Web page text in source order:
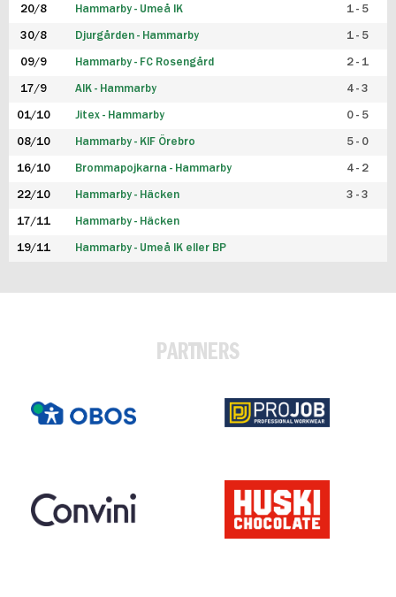
20/8 Hammarby - Umeå IK 1 - 5
30/8 Djurgården - Hammarby 1 - 5
09/9 Hammarby - FC Rosengård 2 - 1
17/9 AIK - Hammarby 4 - 3
01/10 Jitex - Hammarby 0 - 5
08/10 Hammarby - KIF Örebro 5 - 0
16/10 Brommapojkarna - Hammarby 4 - 2
22/10 Hammarby - Häcken 3 - 3
17/11 Hammarby - Häcken
19/11 Hammarby - Umeå IK eller BP
PARTNERS